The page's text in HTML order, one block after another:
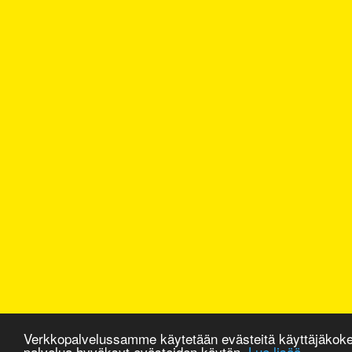
Verkkopalvelussamme käytetään evästeitä